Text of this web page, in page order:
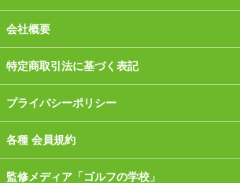
会社概要
特定商取引法に基づく表記
プライバシーポリシー
各種 会員規約
監修メディア「ゴルフの学校」